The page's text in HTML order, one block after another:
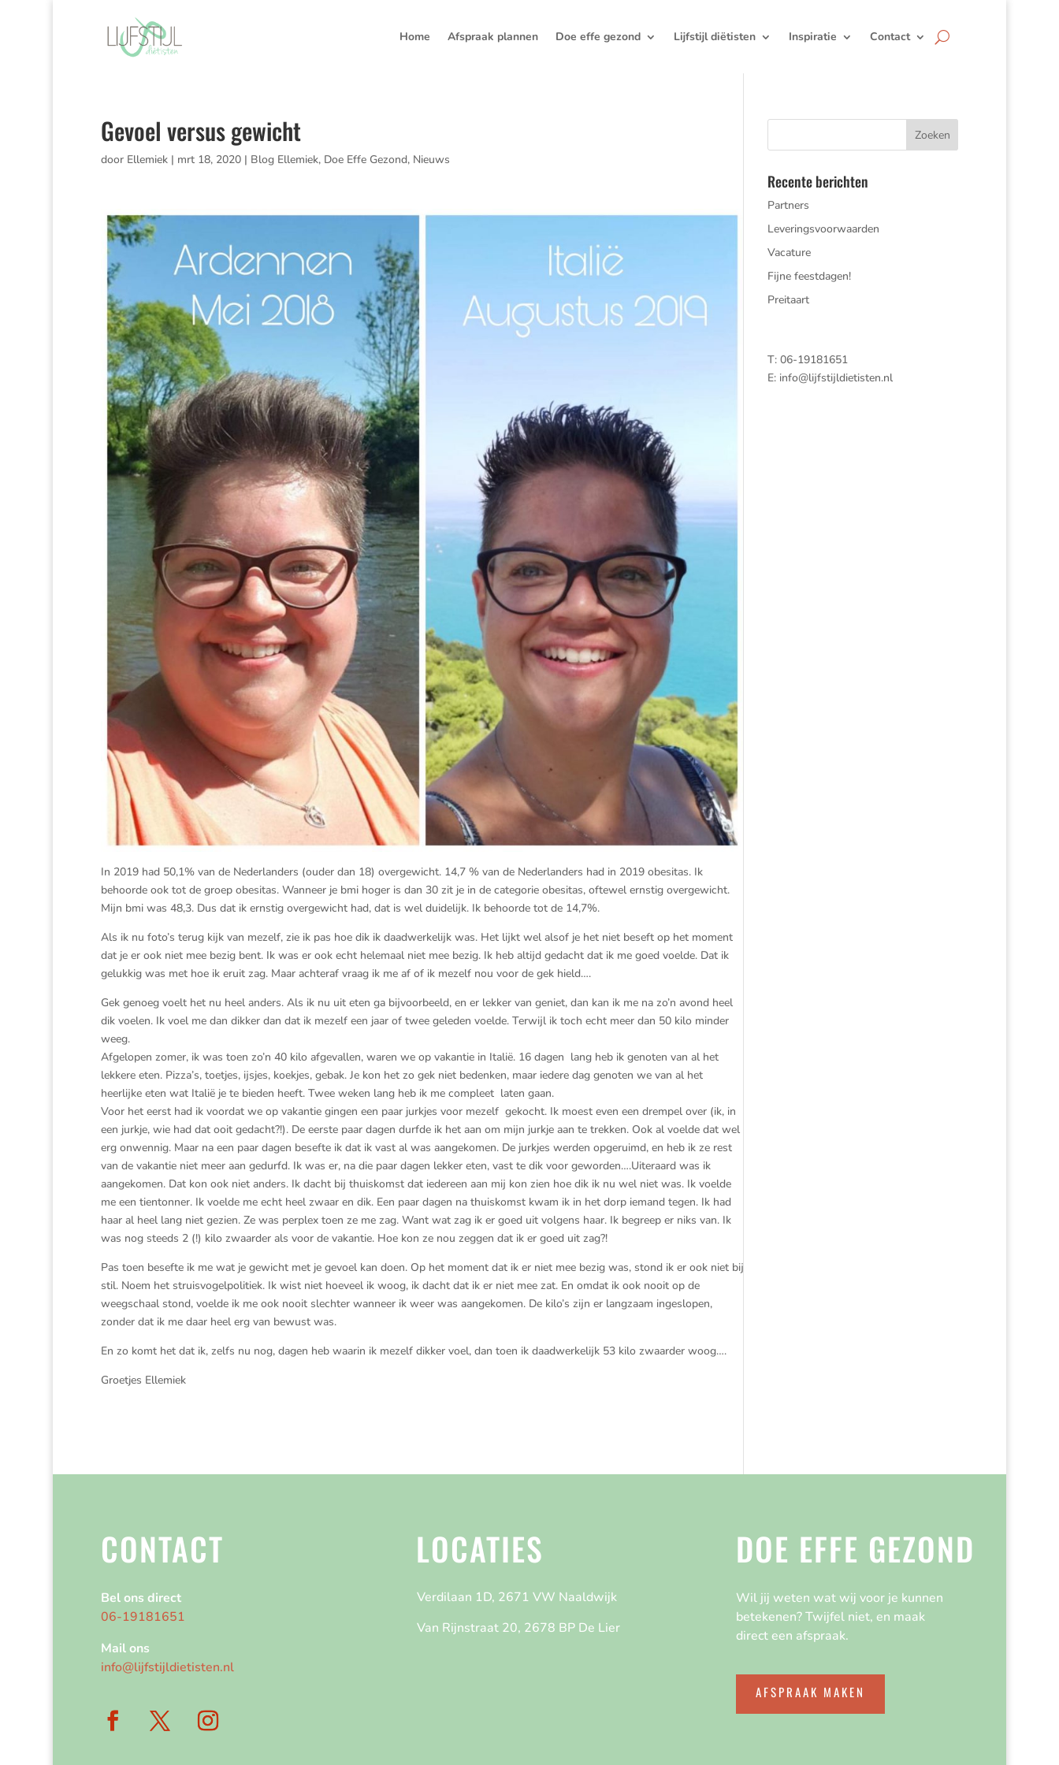
Home Afspraak plannen Doe effe gezond Lijfstijl diëtisten Inspiratie Contact
Gevoel versus gewicht
door Ellemiek| mrt 18, 2020| Blog Ellemiek, Doe Effe Gezond, Nieuws
In 2019 had 50,1% van de Nederlanders (ouder dan 18) overgewicht. 14,7 % van de Nederlanders had in 2019 obesitas. Ik
behoorde ook tot de groep obesitas. Wanneer je bmi hoger is dan 30 zit je in de categorie obesitas, oftewel ernstig overgewicht.
Mijn bmi was 48,3. Dus dat ik ernstig overgewicht had, dat is wel duidelijk. Ik behoorde tot de 14,7%.
Als ik nu foto’s terug kijk van mezelf, zie ik pas hoe dik ik daadwerkelijk was. Het lijkt wel alsof je het niet beseft op het moment
dat je er ook niet mee bezig bent. Ik was er ook echt helemaal niet mee bezig. Ik heb altijd gedacht dat ik me goed voelde. Dat ik
gelukkig was met hoe ik eruit zag. Maar achteraf vraag ik me af of ik mezelf nou voor de gek hield….
Gek genoeg voelt het nu heel anders. Als ik nu uit eten ga bijvoorbeeld, en er lekker van geniet, dan kan ik me na zo’n avond heel
dik voelen. Ik voel me dan dikker dan dat ik mezelf een jaar of twee geleden voelde. Terwijl ik toch echt meer dan 50 kilo minder
weeg.
Afgelopen zomer, ik was toen zo’n 40 kilo afgevallen, waren we op vakantie in Italië. 16 dagen lang heb ik genoten van al het
lekkere eten. Pizza’s, toetjes, ijsjes, koekjes, gebak. Je kon het zo gek niet bedenken, maar iedere dag genoten we van al het
heerlijke eten wat Italië je te bieden heeft. Twee weken lang heb ik me compleet laten gaan.
Voor het eerst had ik voordat we op vakantie gingen een paar jurkjes voor mezelf gekocht. Ik moest even een drempel over (ik, in
een jurkje, wie had dat ooit gedacht?!). De eerste paar dagen durfde ik het aan om mijn jurkje aan te trekken. Ook al voelde dat wel
erg onwennig. Maar na een paar dagen besefte ik dat ik vast al was aangekomen. De jurkjes werden opgeruimd, en heb ik ze rest
van de vakantie niet meer aan gedurfd. Ik was er, na die paar dagen lekker eten, vast te dik voor geworden….Uiteraard was ik
aangekomen. Dat kon ook niet anders. Ik dacht bij thuiskomst dat iedereen aan mij kon zien hoe dik ik nu wel niet was. Ik voelde
me een tientonner. Ik voelde me echt heel zwaar en dik. Een paar dagen na thuiskomst kwam ik in het dorp iemand tegen. Ik had
haar al heel lang niet gezien. Ze was perplex toen ze me zag. Want wat zag ik er goed uit volgens haar. Ik begreep er niks van. Ik
was nog steeds 2 (!) kilo zwaarder als voor de vakantie. Hoe kon ze nou zeggen dat ik er goed uit zag?!
Pas toen besefte ik me wat je gewicht met je gevoel kan doen. Op het moment dat ik er niet mee bezig was, stond ik er ook niet bij
stil. Noem het struisvogelpolitiek. Ik wist niet hoeveel ik woog, ik dacht dat ik er niet mee zat. En omdat ik ook nooit op de
weegschaal stond, voelde ik me ook nooit slechter wanneer ik weer was aangekomen. De kilo’s zijn er langzaam ingeslopen,
zonder dat ik me daar heel erg van bewust was.
En zo komt het dat ik, zelfs nu nog, dagen heb waarin ik mezelf dikker voel, dan toen ik daadwerkelijk 53 kilo zwaarder woog….
Groetjes Ellemiek
Recente berichten
Partners
Leveringsvoorwaarden
Vacature
Fijne feestdagen!
Preitaart
T: 06-19181651
E: info@lijfstijldietisten.nl
CONTACT
Bel ons direct
06-19181651
Mail ons
info@lijfstijldietisten.nl
LOCATIES
Verdilaan 1D, 2671 VW Naaldwijk
Van Rijnstraat 20, 2678 BP De Lier
DOE EFFE GEZOND
Wil jij weten wat wij voor je kunnen
betekenen? Twijfel niet, en maak
direct een afspraak.
AFSPRAAK MAKEN